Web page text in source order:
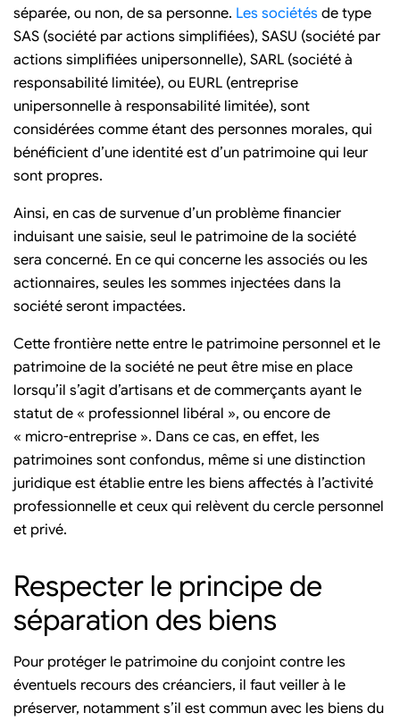
séparée, ou non, de sa personne. Les sociétés de type
SAS (société par actions simplifiées), SASU (société par
actions simplifiées unipersonnelle), SARL (société à
responsabilité limitée), ou EURL (entreprise
unipersonnelle à responsabilité limitée), sont
considérées comme étant des personnes morales, qui
bénéficient d’une identité est d’un patrimoine qui leur
sont propres.
Ainsi, en cas de survenue d’un problème financier
induisant une saisie, seul le patrimoine de la société
sera concerné. En ce qui concerne les associés ou les
actionnaires, seules les sommes injectées dans la
société seront impactées.
Cette frontière nette entre le patrimoine personnel et le
patrimoine de la société ne peut être mise en place
lorsqu’il s’agit d’artisans et de commerçants ayant le
statut de « professionnel libéral », ou encore de
« micro-entreprise ». Dans ce cas, en effet, les
patrimoines sont confondus, même si une distinction
juridique est établie entre les biens affectés à l’activité
professionnelle et ceux qui relèvent du cercle personnel
et privé.
Respecter le principe de
séparation des biens
Pour protéger le patrimoine du conjoint contre les
éventuels recours des créanciers, il faut veiller à le
préserver, notamment s’il est commun avec les biens du